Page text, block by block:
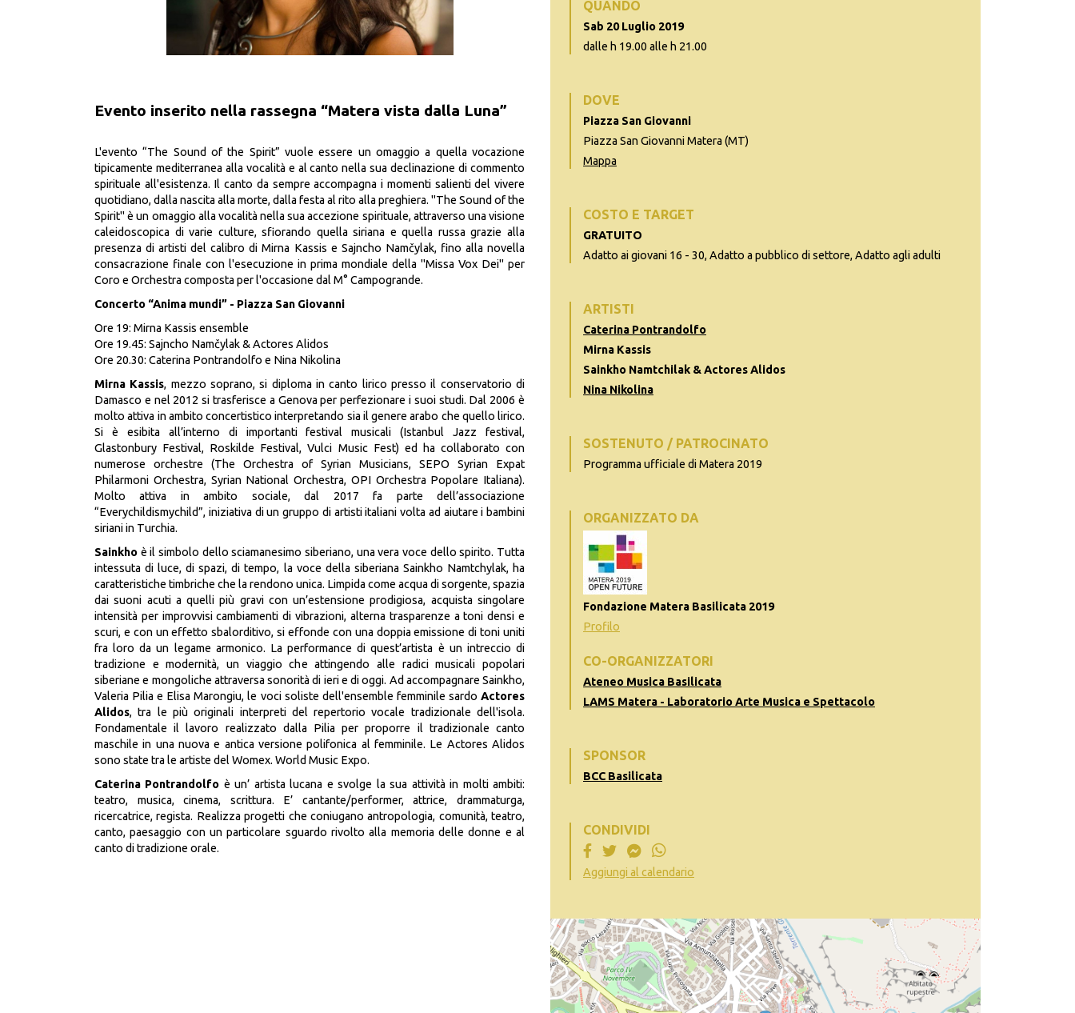
Evento inserito nella rassegna “Matera vista dalla Luna”
L'evento “The Sound of the Spirit” vuole essere un omaggio a quella vocazione
tipicamente mediterranea alla vocalità e al canto nella sua declinazione di commento
spirituale all'esistenza. Il canto da sempre accompagna i momenti salienti del vivere
quotidiano, dalla nascita alla morte, dalla festa al rito alla preghiera. "The Sound of the
Spirit" è un omaggio alla vocalità nella sua accezione spirituale, attraverso una visione
caleidoscopica di varie culture, sfiorando quella siriana e quella russa grazie alla
presenza di artisti del calibro di Mirna Kassis e Sajncho Namčylak, fino alla novella
consacrazione finale con l'esecuzione in prima mondiale della "Missa Vox Dei" per
Coro e Orchestra composta per l'occasione dal M° Campogrande.
Concerto “Anima mundi” - Piazza San Giovanni
Ore 19: Mirna Kassis ensemble
Ore 19.45: Sajncho Namčylak & Actores Alidos
Ore 20.30: Caterina Pontrandolfo e Nina Nikolina
Mirna Kassis, mezzo soprano, si diploma in canto lirico presso il conservatorio di
Damasco e nel 2012 si trasferisce a Genova per perfezionare i suoi studi. Dal 2006 è
molto attiva in ambito concertistico interpretando sia il genere arabo che quello lirico.
Si è esibita all’interno di importanti festival musicali (Istanbul Jazz festival,
Glastonbury Festival, Roskilde Festival, Vulci Music Fest) ed ha collaborato con
numerose orchestre (The Orchestra of Syrian Musicians, SEPO Syrian Expat
Philarmoni Orchestra, Syrian National Orchestra, OPI Orchestra Popolare Italiana).
Molto attiva in ambito sociale, dal 2017 fa parte dell’associazione
“Everychildismychild”, iniziativa di un gruppo di artisti italiani volta ad aiutare i bambini
siriani in Turchia.
Sainkho è il simbolo dello sciamanesimo siberiano, una vera voce dello spirito. Tutta
intessuta di luce, di spazi, di tempo, la voce della siberiana Sainkho Namtchylak, ha
caratteristiche timbriche che la rendono unica. Limpida come acqua di sorgente, spazia
dai suoni acuti a quelli più gravi con un’estensione prodigiosa, acquista singolare
intensità per improvvisi cambiamenti di vibrazioni, alterna trasparenze a toni densi e
scuri, e con un effetto sbalorditivo, si effonde con una doppia emissione di toni uniti
fra loro da un legame armonico. La performance di quest’artista è un intreccio di
tradizione e modernità, un viaggio che attingendo alle radici musicali popolari
siberiane e mongoliche attraversa sonorità di ieri e di oggi. Ad accompagnare Sainkho,
Valeria Pilia e Elisa Marongiu, le voci soliste dell'ensemble femminile sardo Actores
Alidos, tra le più originali interpreti del repertorio vocale tradizionale dell'isola.
Fondamentale il lavoro realizzato dalla Pilia per proporre il tradizionale canto
maschile in una nuova e antica versione polifonica al femminile. Le Actores Alidos
sono state tra le artiste del Womex. World Music Expo.
Caterina Pontrandolfo è un’ artista lucana e svolge la sua attività in molti ambiti:
teatro, musica, cinema, scrittura. E’ cantante/performer, attrice, drammaturga,
ricercatrice, regista. Realizza progetti che coniugano antropologia, comunità, teatro,
canto, paesaggio con un particolare sguardo rivolto alla memoria delle donne e al
canto di tradizione orale.
QUANDO
Sab 20 Luglio 2019
dalle h 19.00 alle h 21.00
DOVE
Piazza San Giovanni
Piazza San Giovanni Matera (MT)
Mappa
COSTO E TARGET
GRATUITO
Adatto ai giovani 16 - 30, Adatto a pubblico di settore, Adatto agli adulti
ARTISTI
Caterina Pontrandolfo
Mirna Kassis
Sainkho Namtchilak & Actores Alidos
Nina Nikolina
SOSTENUTO / PATROCINATO
Programma ufficiale di Matera 2019
ORGANIZZATO DA
Fondazione Matera Basilicata 2019
Profilo
CO-ORGANIZZATORI
Ateneo Musica Basilicata
LAMS Matera - Laboratorio Arte Musica e Spettacolo
SPONSOR
BCC Basilicata
CONDIVIDI
Aggiungi al calendario